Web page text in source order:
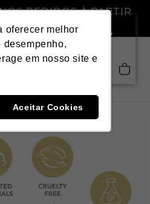
mais
oferecer melhor
desempenho,
em nosso site e
Aceitar Cookies
PEDIDOS À PARTIR
299,00
Carrinho